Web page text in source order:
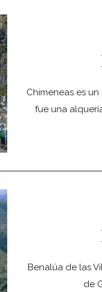
Chimeneas es
fue una
Benalúa de las
de